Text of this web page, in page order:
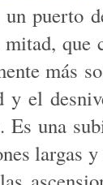
puerto
mitad, que
más
y el
Es una
largas